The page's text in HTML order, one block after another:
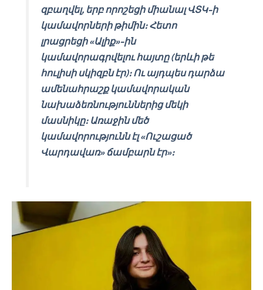
զբաղվել, երբ որոշեցի միանալ ՎՏԿ-ի
կամավորների թիմին։ Հետո
լրացրեցի «Ալիք»-ին
կամավորագրվելու հայտը (երևի թե
հուլիսի սկիզբն էր)։ Ու այդպես դարձա
ամենահրաշք կամավորական
նախաձեռնություններից մեկի
մասնիկը։ Առաջին մեծ
կամավորությունն էլ «Ուշացած
Վարդավառ» ճամբարն էր»։